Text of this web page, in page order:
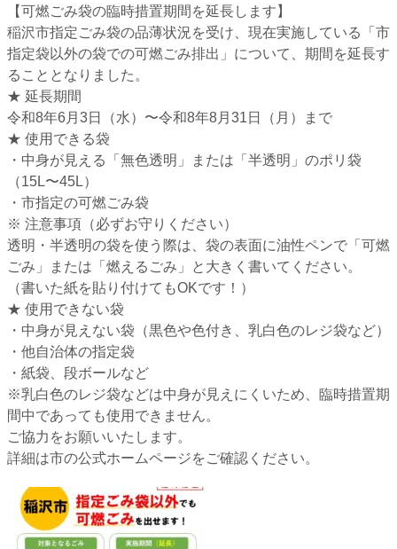
【可燃ごみ袋の臨時措置期間を延長します】
稲沢​市指定ごみ袋の品薄状況を受け、現在実施している「市
指定袋以外の袋での可燃ごみ排出」について、期間を延長す
ることとなりました。
​★ 延長期間
令和8年6月3日（水）〜令和8年8月31日（月）まで
​★ 使用できる袋
・中身が見える「無色透明」または「半透明」のポリ袋
（15L〜45L）
・市指定の可燃ごみ袋
​※ 注意事項（必ずお守りください）
透明・半透明の袋を使う際は、袋の表面に油性ペンで「可燃
ごみ」または「燃えるごみ」と大きく書いてください。
（書いた紙を貼り付けてもOKです！）
★ 使用できない袋
・中身が見えない袋（黒色や色付き、乳白色のレジ袋など）
・他自治体の指定袋
・紙袋、段ボールなど
​※乳白色のレジ袋などは中身が見えにくいため、臨時措置期
間中であっても使用できません。
​ご協力をお願いいたします。
詳細は市の公式ホームページをご確認ください。